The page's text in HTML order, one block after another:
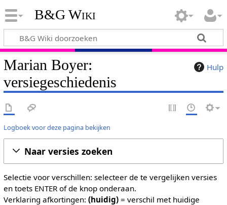
B&G Wiki
Hulp
Marian Boyer:
versiegeschiedenis
Logboek voor deze pagina bekijken
Naar versies zoeken
Selectie voor verschillen: selecteer de te vergelijken versies
en toets ENTER of de knop onderaan.
Verklaring afkortingen: (huidig)= verschil met huidige